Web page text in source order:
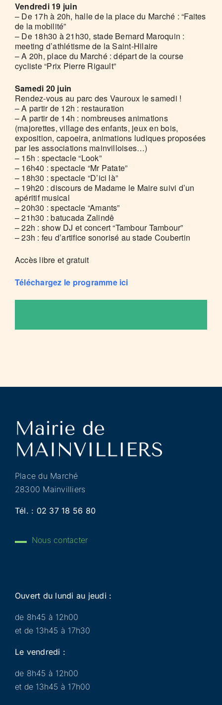
Vendredi 19 juin
– De 17h à 20h, halle de la place du Marché : “Faites
de la mobilité”
– De 18h30 à 21h30, stade Bernard Maroquin :
meeting d’athlétisme de la Saint-Hilaire
– A 20h, place du Marché : départ de la course
cycliste “Prix Pierre Rigault”
Samedi 20 juin
Rendez-vous au parc des Vauroux le samedi !
– A partir de 12h : restauration
– A partir de 14h : nombreuses animations
(majorettes, village des enfants, jeux en bois,
exposition, capoeira, animations ludiques proposées
par les associations mainvilloises…)
– 15h : spectacle “Look”
– 16h40 : spectacle “Mr Patate”
– 18h30 : spectacle “D’ici là”
– 19h20 : discours de Madame le Maire suivi d’un
apéritif musical
– 20h30 : spectacle “Amants”
– 21h30 : batucada Zalindê
– 22h : show DJ et concert “Tambour Tambour”
– 23h : feu d’artifice sonorisé au stade Coubertin
Accès libre et gratuit
Téléchargez le programme ici
Place du Marché
28300 Mainvilliers
Tél. : 02 37 18 56 80
Nous contacter
Ouvert du lundi au jeudi :
de 8h45 à 12h00
et de 13h45 à 17h30
Le vendredi :
de 8h45 à 12h00
et de 13h45 à 17h00